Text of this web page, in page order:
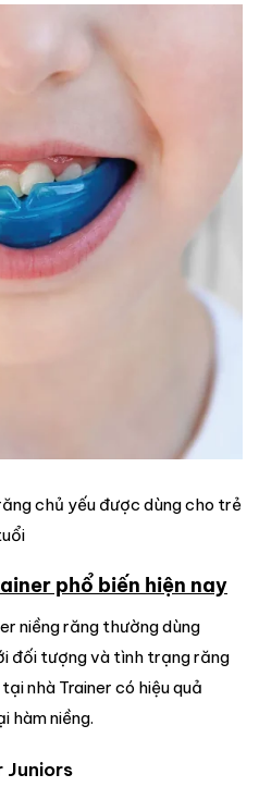
chủ yếu được dùng cho trẻ
phổ biến hiện nay
niềng răng thường dùng
đối tượng và tình trạng răng
nhà Trainer có hiệu quả
hàm niềng.
Juniors